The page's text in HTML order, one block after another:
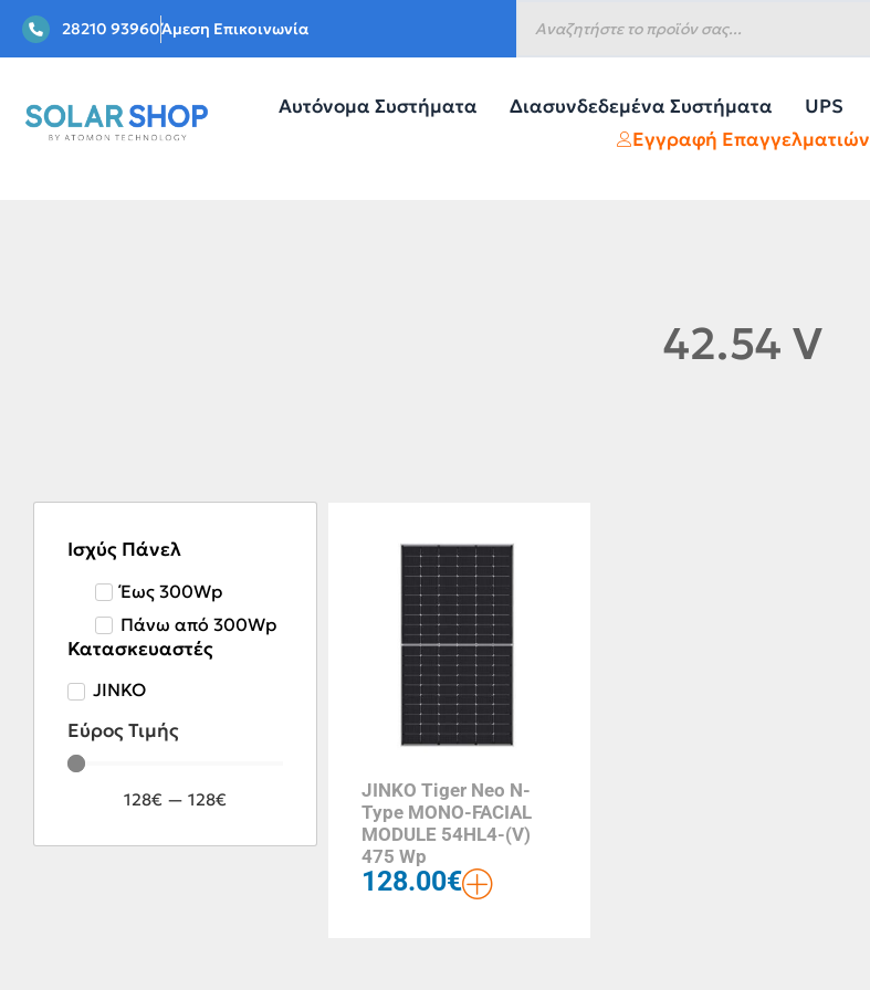
28210 93960Άμεση Επικοινωνία
Αυτόνομα Συστήματα Διασυνδεδεμένα Συστήματα UPS
Εγγραφή Επαγγελματιών
42.54 V
Ισχύς Πάνελ
Έως 300Wp
Πάνω από 300Wp
Κατασκευαστές
JINKO
Εύρος Τιμής
128€ — 128€
JINKO Tiger Neo N-
Type MONO-FACIAL
MODULE 54HL4-(V)
475 Wp
128.00€